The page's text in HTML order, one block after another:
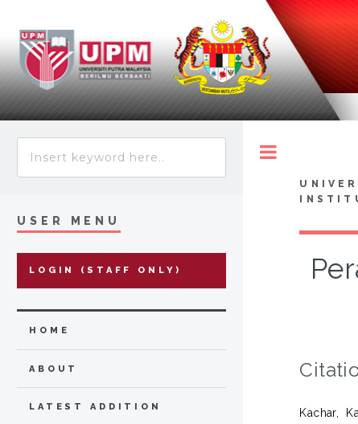
Kachar,
USER MENU
LOGIN (STAFF ONLY)
HOME
ABOUT
LATEST ADDITION